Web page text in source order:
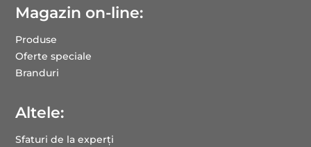
Magazin on-line:
Produse
Oferte speciale
Branduri
Altele:
Sfaturi de la experți